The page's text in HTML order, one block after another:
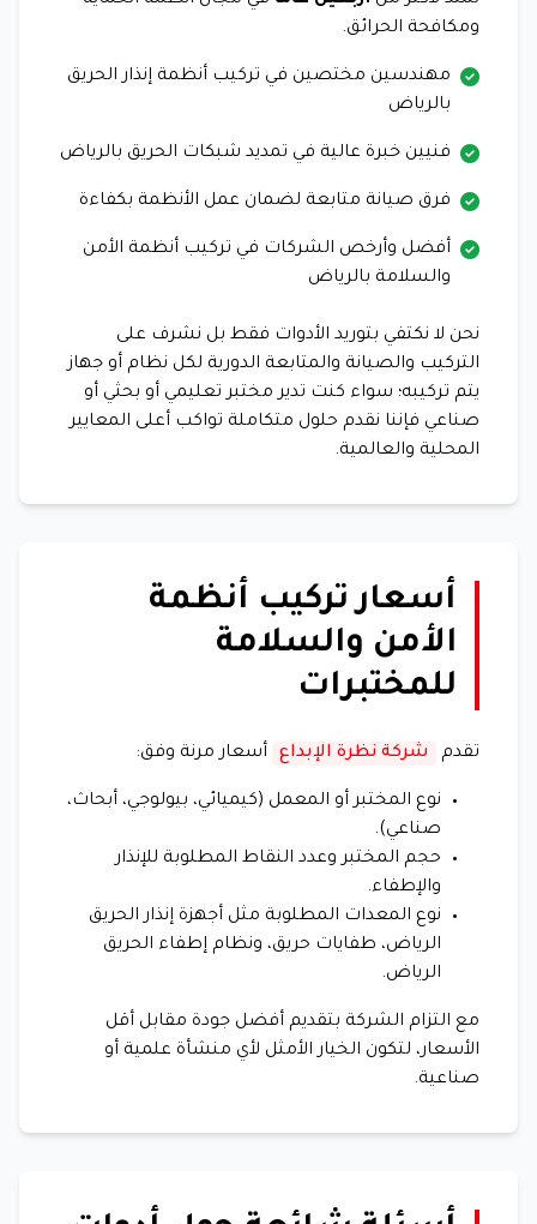
ومكافحة الحرائق.
مهندسين مختصين في تركيب أنظمة إنذار الحريق
بالرياض
فنيين خبرة عالية في تمديد شبكات الحريق بالرياض
فرق صيانة متابعة لضمان عمل الأنظمة بكفاءة
أفضل وأرخص الشركات في تركيب أنظمة الأمن
والسلامة بالرياض
نحن لا نكتفي بتوريد الأدوات فقط بل نشرف على
التركيب والصيانة والمتابعة الدورية لكل نظام أو جهاز
يتم تركيبه؛ سواء كنت تدير مختبر تعليمي أو بحثي أو
صناعي فإننا نقدم حلول متكاملة تواكب أعلى المعايير
المحلية والعالمية.
أسعار تركيب أنظمة
الأمن والسلامة
للمختبرات
تقدم شركة نظرة الإبداع أسعار مرنة وفق:
نوع المختبر أو المعمل (كيميائي، بيولوجي، أبحاث،
صناعي).
حجم المختبر وعدد النقاط المطلوبة للإنذار
والإطفاء.
نوع المعدات المطلوبة مثل أجهزة إنذار الحريق
الرياض، طفايات حريق، ونظام إطفاء الحريق
الرياض.
مع التزام الشركة بتقديم أفضل جودة مقابل أقل
الأسعار، لتكون الخيار الأمثل لأي منشأة علمية أو
صناعية.